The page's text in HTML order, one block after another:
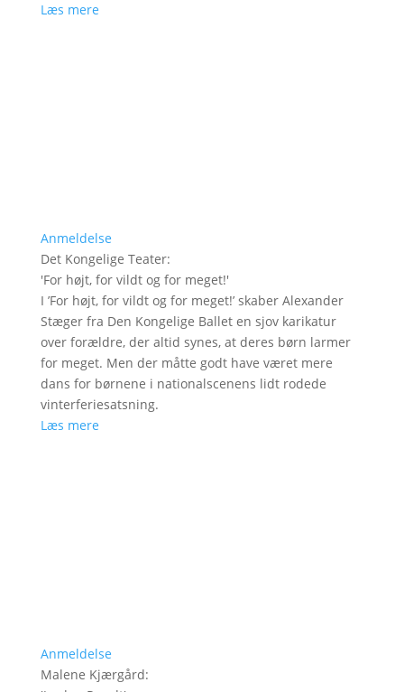
Læs mere
Anmeldelse
Det Kongelige Teater:
'For højt, for vildt og for meget!'
I ’For højt, for vildt og for meget!’ skaber Alexander
Stæger fra Den Kongelige Ballet en sjov karikatur
over forældre, der altid synes, at deres børn larmer
for meget. Men der måtte godt have været mere
dans for børnene i nationalscenens lidt rodede
vinterferiesatsning.
Læs mere
Anmeldelse
Malene Kjærgård: